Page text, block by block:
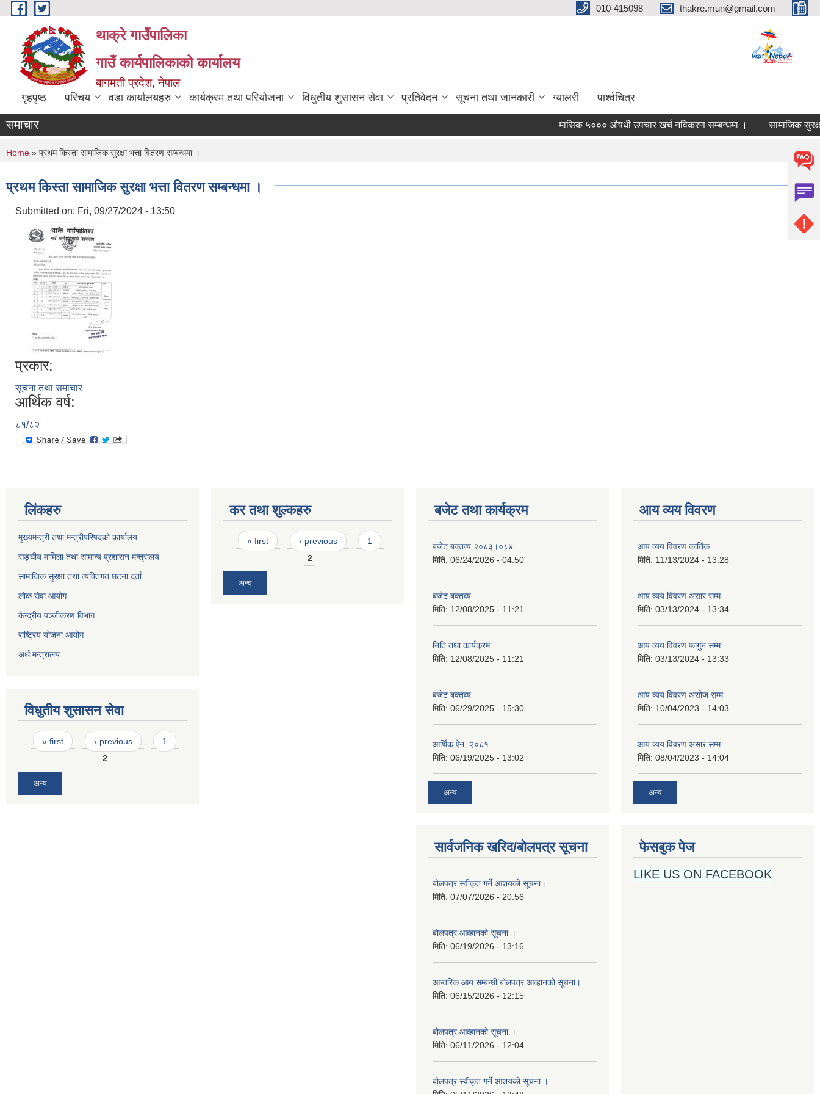
Skip to main content 010-415098 thakre.mun@gmail.com
थाक्रे गाउँपालिका
गाउँ कार्यपालिकाको कार्यालय
बागमती प्रदेश, नेपाल
गृहपृष्ठ परिचय वडा कार्यालयहरु कार्यक्रम तथा परियोजना विधुतीय शुसासन सेवा प्रतिवेदन सूचना तथा जानकारी ग्यालरी पार्श्वचित्र
समाचार मासिक ५००० औषधी उपचार खर्च नविकरण सम्बन्धमा । सामाजिक सुरक्षा
You are here
Home » प्रथम किस्ता सामाजिक सुरक्षा भत्ता वितरण सम्बन्धमा ।
प्रथम किस्ता सामाजिक सुरक्षा भत्ता वितरण सम्बन्धमा ।
Submitted on: Fri, 09/27/2024 - 13:50
प्रकार:
सूचना तथा समाचार
आर्थिक वर्ष:
८१/८२
लिंकहरु
मुख्यमन्त्री तथा मन्त्रीपरिषदको कार्यालय
सङ्घीय मामिला तथा सामान्य प्रशासन मन्त्रालय
सामाजिक सुरक्षा तथा व्यक्तिगत घटना दर्ता
लोक सेवा आयोग
केन्द्रीय पञ्जीकरण विभाग
राष्ट्रिय योजना आयोग
अर्थ मन्त्रालय
विधुतीय शुसासन सेवा
Pages
« first ‹ previous
1
2
अन्य
कर तथा शुल्कहरु
Pages
« first ‹ previous
1
2
अन्य
बजेट तथा कार्यक्रम
बजेट बक्तव्य २०८३।०८४
मिति: 06/24/2026 - 04:50
बजेट बक्तव्य
मिति: 12/08/2025 - 11:21
निति तथा कार्यक्रम
मिति: 12/08/2025 - 11:21
बजेट बक्तव्य
मिति: 06/29/2025 - 15:30
आर्थिक ऐन, २०८१
मिति: 06/19/2025 - 13:02
अन्य
सार्वजनिक खरिद/बोलपत्र सूचना
बोलपत्र स्वीकृत गर्ने आशयको सूचना।
मिति: 07/07/2026 - 20:56
बोलपत्र आव्हानको सूचना ।
मिति: 06/19/2026 - 13:16
आन्तरिक आय सम्बन्धी बोलपत्र आव्हानको सूचना।
मिति: 06/15/2026 - 12:15
बोलपत्र आव्हानको सूचना ।
मिति: 06/11/2026 - 12:04
बोलपत्र स्वीकृत गर्ने आशयको सूचना ।
आय व्यय विवरण
आय व्यय विवरण कार्तिक
मिति: 11/13/2024 - 13:28
आय व्यय विवरण असार सम्म
मिति: 03/13/2024 - 13:34
आय व्यय विवरण फागुन सम्म
मिति: 03/13/2024 - 13:33
आय व्यय विवरण असोज सम्म
मिति: 10/04/2023 - 14:03
आय व्यय विवरण असार सम्म
मिति: 08/04/2023 - 14:04
अन्य
फेसबुक पेज
LIKE US ON FACEBOOK